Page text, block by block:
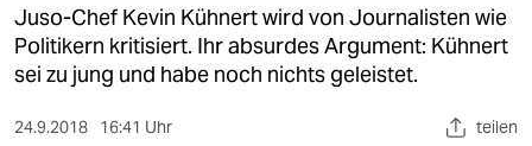
kultur
Juso-Chef Kevin Kühnert wird von Journalisten wie
Politikern kritisiert. Ihr absurdes Argument: Kühnert
sei zu jung und habe noch nichts geleistet.
24.9.2018 16:41 Uhr teilen